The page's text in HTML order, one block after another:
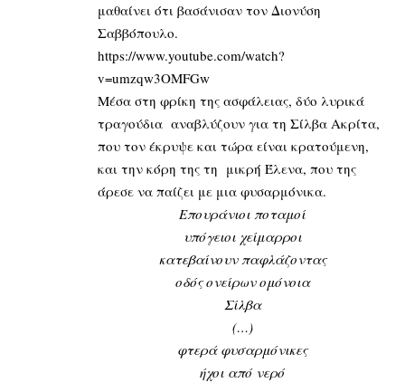
μαθαίνει ότι βασάνισαν τον Διονύση
Σαββόπουλο.
https://www.youtube.com/watch?
v=umzqw3OMFGw
Μέσα στη φρίκη της ασφάλειας, δύο λυρικά
τραγούδια αναβλύζουν για τη Σίλβα Ακρίτα,
που τον έκρυψε και τώρα είναι κρατούμενη,
και την κόρη της τη μικρή Έλενα, που της
άρεσε να παίζει με μια φυσαρμόνικα.
Επουράνιοι ποταμοί
υπόγειοι χείμαρροι
κατεβαίνουν παφλάζοντας
οδός ονείρων ομόνοια
Σίλβα
(…)
φτερά φυσαρμόνικες
ήχοι από νερό